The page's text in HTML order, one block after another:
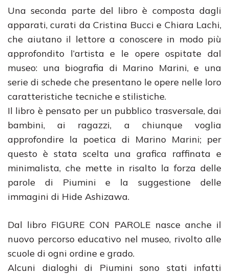
Una seconda parte del libro è composta dagli
apparati, curati da Cristina Bucci e Chiara Lachi,
che aiutano il lettore a conoscere in modo più
approfondito l’artista e le opere ospitate dal
museo: una biografia di Marino Marini, e una
serie di schede che presentano le opere nelle loro
caratteristiche tecniche e stilistiche.
Il libro è pensato per un pubblico trasversale, dai
bambini, ai ragazzi, a chiunque voglia
approfondire la poetica di Marino Marini; per
questo è stata scelta una grafica raffinata e
minimalista, che mette in risalto la forza delle
parole di Piumini e la suggestione delle
immagini di Hide Ashizawa.
Dal libro FIGURE CON PAROLE nasce anche il
nuovo percorso educativo nel museo, rivolto alle
scuole di ogni ordine e grado.
Alcuni dialoghi di Piumini sono stati infatti